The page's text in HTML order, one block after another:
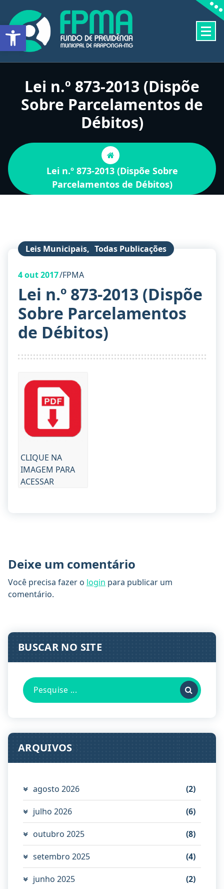
para
conteúdo
Lei n.º 873-2013 (Dispõe
Sobre Parcelamentos de
Débitos)
Lei n.º 873-2013 (Dispõe Sobre
Parcelamentos de Débitos)
Leis Municipais, Todas Publicações
4out 2017 FPMA
Lei n.º 873-2013 (Dispõe
Sobre Parcelamentos
de Débitos)
CLIQUE NA
IMAGEM PARA
ACESSAR
Deixe um comentário
Você precisa fazer o login para publicar um
comentário.
BUSCAR NO SITE
Pesquisa
por:
ARQUIVOS
agosto 2026 (2)
julho 2026 (6)
outubro 2025 (8)
setembro 2025 (4)
junho 2025 (2)
Barra de Ferramentas Aberta